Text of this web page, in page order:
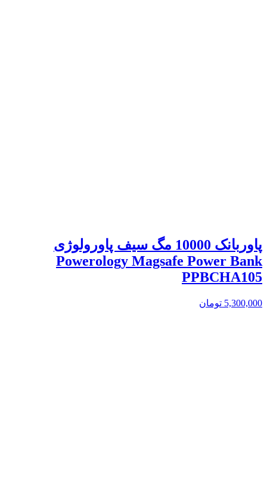
پاوربانک 10000 مگ سیف پاورولوژی
Powerology Magsafe Power Bank
PPBCHA105
5,300,000 تومان